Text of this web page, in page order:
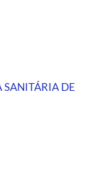
SANITÁRIA DE